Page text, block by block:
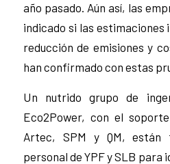
año pasado. Aún así, las
indicado si las estimaciones
reducción de emisiones y
han confirmado con estas
Un nutrido grupo de
Eco2Power, con el
Artec, SPM y QM, están
personal de YPF y SLB